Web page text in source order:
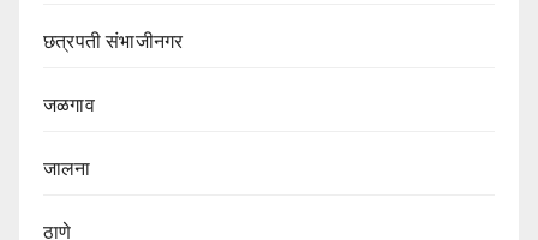
छत्रपती संभाजीनगर
जळगाव
जालना
ठाणे